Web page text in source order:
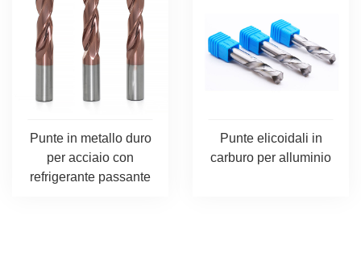
Punte in metallo duro
per acciaio con
refrigerante passante
Punte elicoidali in
carburo per alluminio